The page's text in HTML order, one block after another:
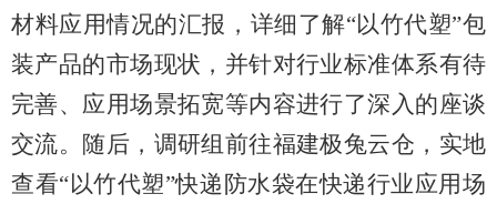
材料应用情况的汇报，详细了解“以竹代塑”包
装产品的市场现状，并针对行业标准体系有待
完善、应用场景拓宽等内容进行了深入的座谈
交流。随后，调研组前往福建极兔云仓，实地
查看“以竹代塑”快递防水袋在快递行业应用场